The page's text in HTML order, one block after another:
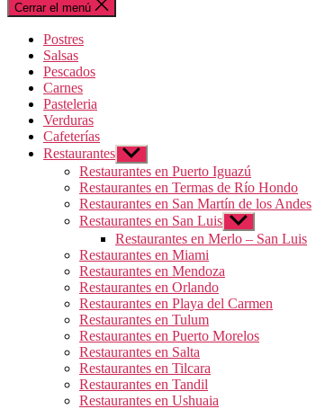
Cerrar el menú
Postres
Salsas
Pescados
Carnes
Pasteleria
Verduras
Cafeterías
Restaurantes Mostrar
el
submenú
Restaurantes en Puerto Iguazú
Restaurantes en Termas de Río Hondo
Restaurantes en San Martín de los Andes
Restaurantes en San Luis Mostrar
el
submenú
Restaurantes en Merlo – San Luis
Restaurantes en Miami
Restaurantes en Mendoza
Restaurantes en Orlando
Restaurantes en Playa del Carmen
Restaurantes en Tulum
Restaurantes en Puerto Morelos
Restaurantes en Salta
Restaurantes en Tilcara
Restaurantes en Tandil
Restaurantes en Ushuaia